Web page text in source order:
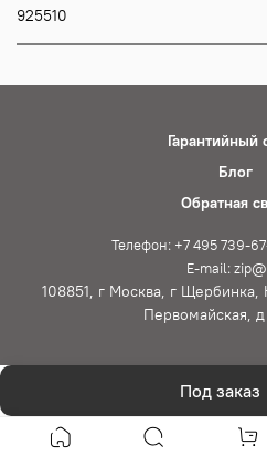
Под заказ
925510
Гарантийный
Блог
Обратная
Телефон: +7 495 739-
E-mail:
108851, г Москва, г Щербинка,
Первомайская,